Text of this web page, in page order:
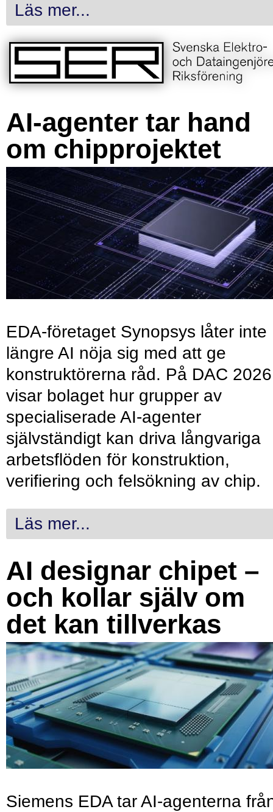
Läs mer...
AI-agenter tar hand
om chipprojektet
EDA-företaget Synopsys låter inte
längre AI nöja sig med att ge
konstruktörerna råd. På DAC 2026
visar bolaget hur grupper av
specialiserade AI-agenter
självständigt kan driva långvariga
arbetsflöden för konstruktion,
verifiering och felsökning av chip.
Läs mer...
AI designar chipet –
och kollar själv om
det kan tillverkas
Siemens EDA tar AI-agenterna